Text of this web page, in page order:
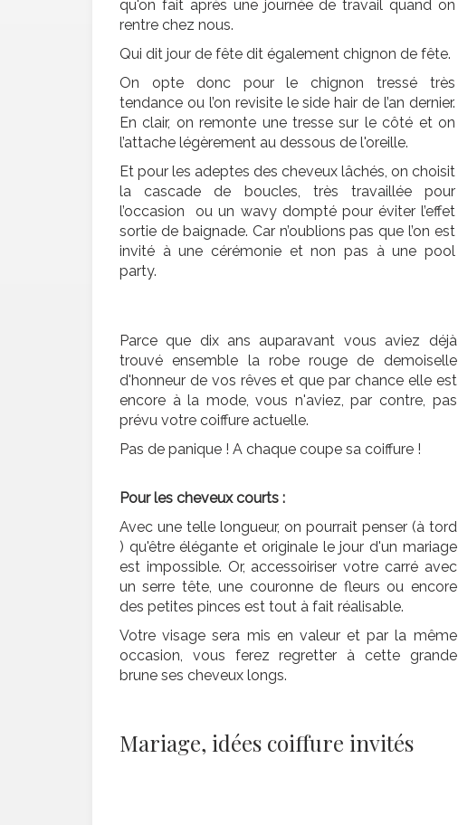
qu'on fait après une journée de travail quand on
rentre chez nous.
Qui dit jour de fête dit également chignon de fête.
On opte donc pour le chignon tressé très
tendance ou l’on revisite le side hair de l’an dernier.
En clair, on remonte une tresse sur le côté et on
l’attache légèrement au dessous de l'oreille.
Et pour les adeptes des cheveux lâchés, on choisit
la cascade de boucles, très travaillée pour
l’occasion ou un wavy dompté pour éviter l’effet
sortie de baignade. Car n’oublions pas que l’on est
invité à une cérémonie et non pas à une pool
party.
Parce que dix ans auparavant vous aviez déjà
trouvé ensemble la robe rouge de demoiselle
d'honneur de vos rêves et que par chance elle est
encore à la mode, vous n'aviez, par contre, pas
prévu votre coiffure actuelle.
Pas de panique ! A chaque coupe sa coiffure !
Pour les cheveux courts :
Avec une telle longueur, on pourrait penser (à tord
) qu'être élégante et originale le jour d'un mariage
est impossible. Or, accessoiriser votre carré avec
un serre tête, une couronne de fleurs ou encore
des petites pinces est tout à fait réalisable.
Votre visage sera mis en valeur et par la même
occasion, vous ferez regretter à cette grande
brune ses cheveux longs.
Mariage, idées coiffure invités